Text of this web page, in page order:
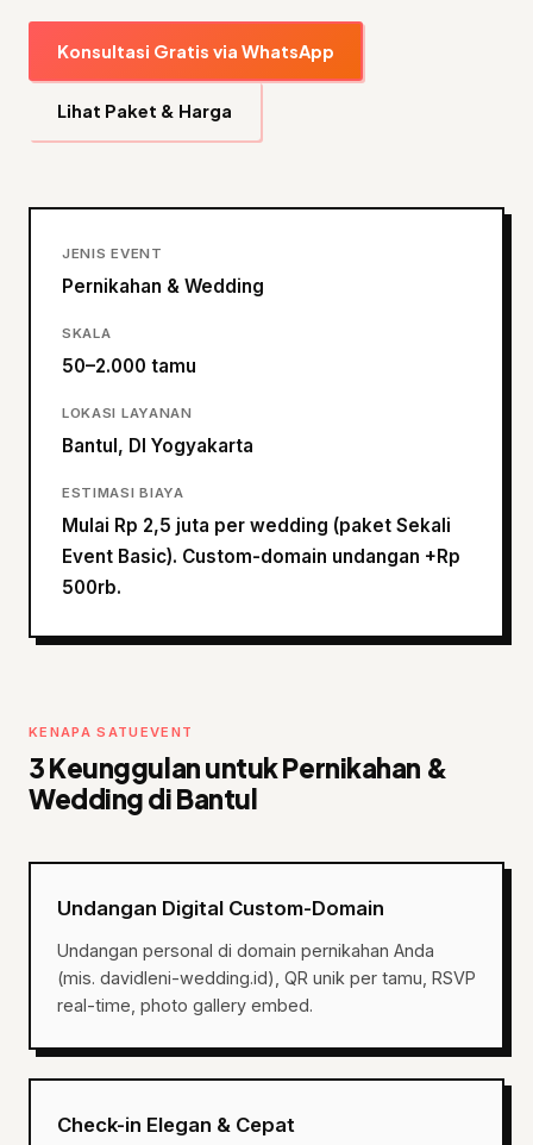
Konsultasi Gratis via WhatsApp
Lihat Paket & Harga
JENIS EVENT
Pernikahan & Wedding
SKALA
50–2.000 tamu
LOKASI LAYANAN
Bantul, DI Yogyakarta
ESTIMASI BIAYA
Mulai Rp 2,5 juta per wedding (paket Sekali
Event Basic). Custom-domain undangan +Rp
500rb.
KENAPA SATUEVENT
3 Keunggulan untuk Pernikahan &
Wedding di Bantul
Undangan Digital Custom-Domain
Undangan personal di domain pernikahan Anda
(mis. davidleni-wedding.id), QR unik per tamu, RSVP
real-time, photo gallery embed.
Check-in Elegan & Cepat